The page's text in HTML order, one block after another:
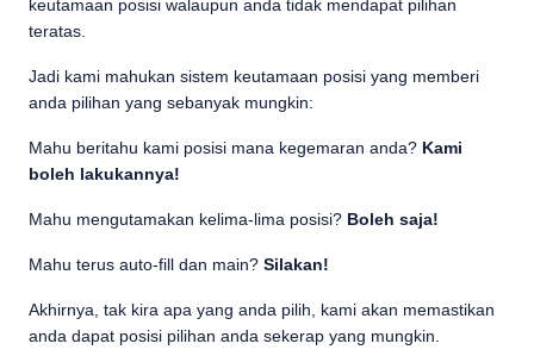
keutamaan posisi walaupun anda tidak mendapat pilihan
teratas.
Jadi kami mahukan sistem keutamaan posisi yang memberi
anda pilihan yang sebanyak mungkin:
Mahu beritahu kami posisi mana kegemaran anda? Kami
boleh lakukannya!
Mahu mengutamakan kelima-lima posisi? Boleh saja!
Mahu terus auto-fill dan main? Silakan!
Akhirnya, tak kira apa yang anda pilih, kami akan memastikan
anda dapat posisi pilihan anda sekerap yang mungkin.